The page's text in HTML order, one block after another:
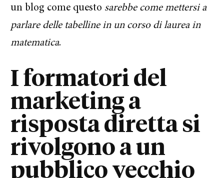
un blog come questo sarebbe come mettersi a
parlare delle tabelline in un corso di laurea in
matematica.
I formatori del
marketing a
risposta diretta si
rivolgono a un
pubblico vecchio